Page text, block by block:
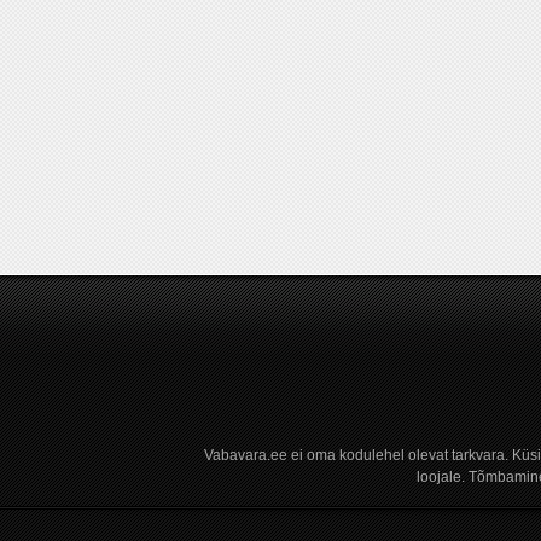
Vabavara.ee ei oma kodulehel olevat tarkvara.
loojale.